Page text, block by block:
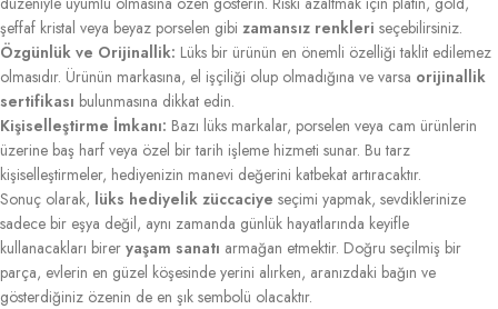
şeffaf kristal veya beyaz porselen gibi zamansız renkleri seçebilirsiniz.
Özgünlük ve Orijinallik: Lüks bir ürünün en önemli özelliği taklit edilemez
olmasıdır. Ürünün markasına, el işçiliği olup olmadığına ve varsa orijinallik
sertifikası bulunmasına dikkat edin.
Kişiselleştirme İmkanı: Bazı lüks markalar, porselen veya cam ürünlerin
üzerine baş harf veya özel bir tarih işleme hizmeti sunar. Bu tarz
kişiselleştirmeler, hediyenizin manevi değerini katbekat artıracaktır.
Sonuç olarak, lüks hediyelik züccaciye seçimi yapmak, sevdiklerinize
sadece bir eşya değil, aynı zamanda günlük hayatlarında keyifle
kullanacakları birer yaşam sanatı armağan etmektir. Doğru seçilmiş bir
parça, evlerin en güzel köşesinde yerini alırken, aranızdaki bağın ve
gösterdiğiniz özenin de en şık sembolü olacaktır.